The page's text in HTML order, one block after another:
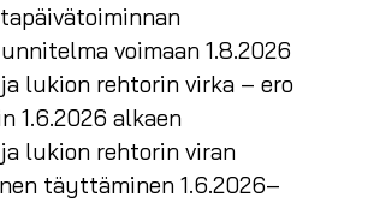
voimaan 1.8.2026
lukion rehtorin virka – ero
1.6.2026 alkaen
lukion rehtorin viran
täyttäminen 1.6.2026–